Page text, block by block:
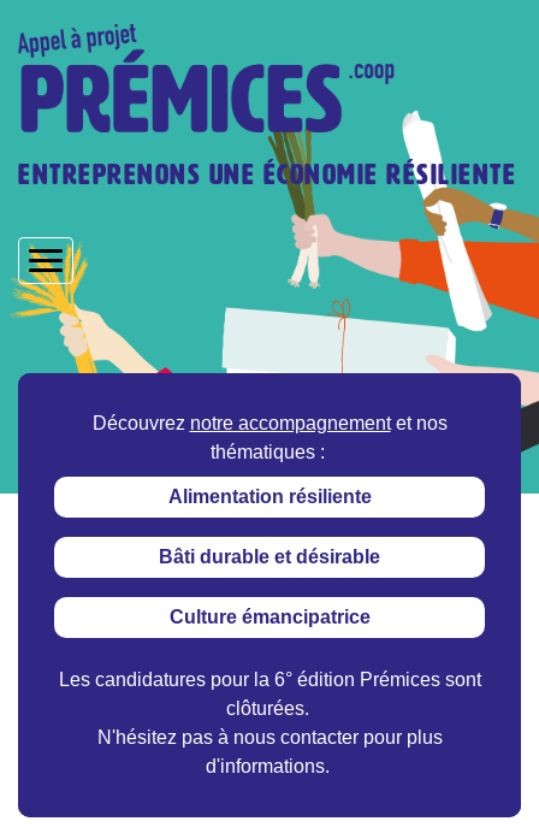
au
contenu
principal
Entreprenons une économie résiliente
Découvrez notre accompagnementet nos
thématiques :
Alimentation résiliente
Bâti durable et désirable
Culture émancipatrice
Les candidatures pour la 6° édition Prémices sont
clôturées.
N'hésitez pas à nous contacter pour plus
d'informations.